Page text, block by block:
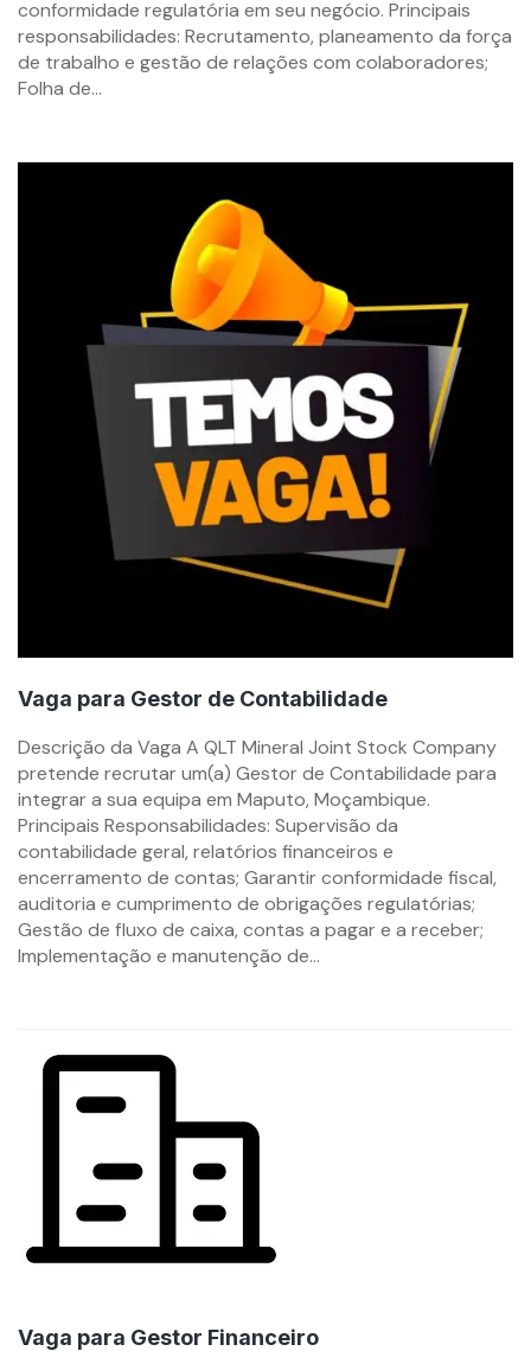
conformidade regulatória em seu negócio. Principais
responsabilidades: Recrutamento, planeamento da força
de trabalho e gestão de relações com colaboradores;
Folha de...
Vaga para Gestor de Contabilidade
By
mzemprego.com
Descrição da Vaga A QLT Mineral Joint Stock Company
pretende recrutar um(a) Gestor de Contabilidade para
integrar a sua equipa em Maputo, Moçambique.
Principais Responsabilidades: Supervisão da
contabilidade geral, relatórios financeiros e
encerramento de contas; Garantir conformidade fiscal,
auditoria e cumprimento de obrigações regulatórias;
Gestão de fluxo de caixa, contas a pagar e a receber;
Implementação e manutenção de...
Vaga para Gestor Financeiro